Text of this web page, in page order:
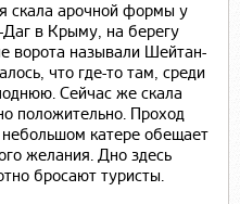
скала арочной формы у
Даг в Крыму, на берегу
ворота называли Шейтан-
что где-то там, среди
Сейчас же скала
положительно. Проход
катере обещает
желания. Дно здесь
бросают туристы.